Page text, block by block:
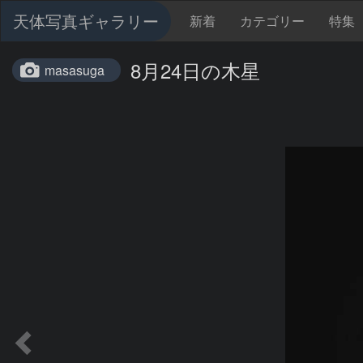
天体写真ギャラリー 新着 カテゴリー 特集
masasuga 8月24日の木星